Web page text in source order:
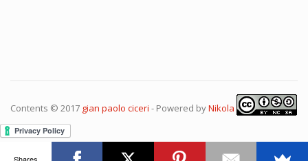
Contents © 2017 gian paolo ciceri - Powered byNikola
Shares